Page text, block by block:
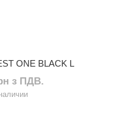
ONE BLACK L
з ПДВ.